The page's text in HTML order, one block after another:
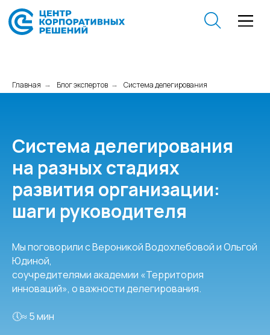
Главная → Блог экспертов → Система делегирования
Система делегирования
на разных стадиях
развития организации:
шаги руководителя
Мы поговорили с Вероникой Водохлебовой и Ольгой
Юдиной,
соучредителями академии «Территория
инноваций», о важности делегирования.
🕔≈ 5 мин